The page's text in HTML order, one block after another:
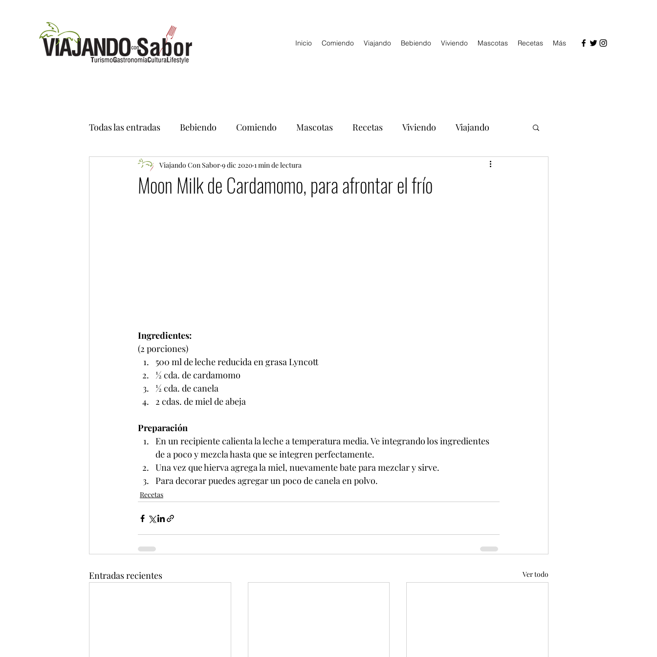
Inicio Comiendo Viajando Bebiendo Viviendo Mascotas Recetas Más
Todas las entradas Bebiendo Comiendo Mascotas Recetas Viviendo Viajando
Moon Milk de Cardamomo, para afrontar el frío
Viajando Con Sabor 9 dic 2020 1 min de lectura
Ingredientes:
(2 porciones)
500 ml de leche reducida en grasa Lyncott
½ cda. de cardamomo
½ cda. de canela
2 cdas. de miel de abeja
Preparación
En un recipiente calienta la leche a temperatura media. Ve integrando los ingredientes
de a poco y mezcla hasta que se integren perfectamente.
Una vez que hierva agrega la miel, nuevamente bate para mezclar y sirve.
Para decorar puedes agregar un poco de canela en polvo.
Recetas
Entradas recientes Ver todo